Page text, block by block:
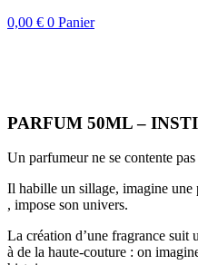
0,00 € 0 Panier
PARFUM 50ML –
Un parfumeur ne se contente
Il habille un sillage, imagine une
, impose son univers.
La création d’une fragrance suit
à de la haute-couture : on